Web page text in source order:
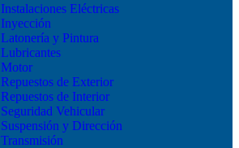
Instalaciones Eléctricas
Inyección
Latonería y Pintura
Lubricantes
Motor
Repuestos de Exterior
Repuestos de Interior
Seguridad Vehicular
Suspensión y Dirección
Transmisión